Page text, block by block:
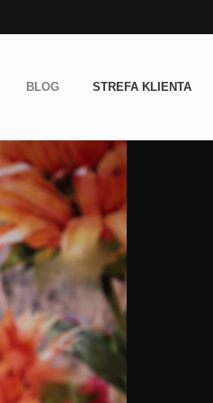
BLOG STREFA KLIENTA